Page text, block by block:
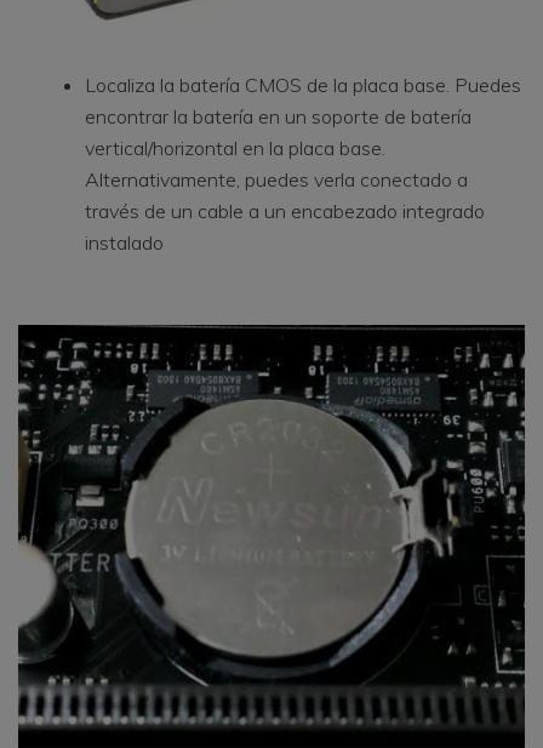
Localiza la batería CMOS de la placa base. Puedes
encontrar la batería en un soporte de batería
vertical/horizontal en la placa base.
Alternativamente, puedes verla conectado a
través de un cable a un encabezado integrado
instalado